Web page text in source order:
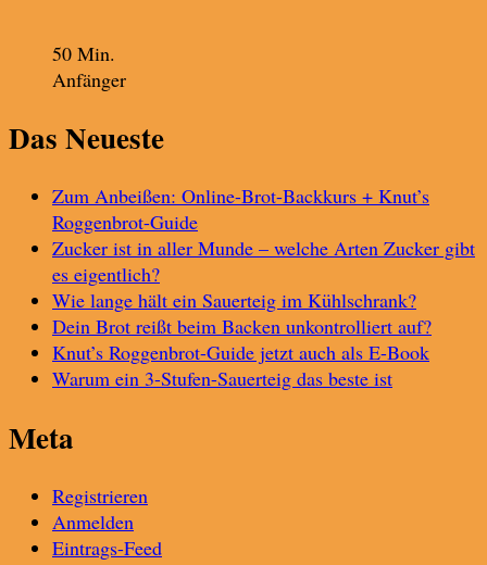
50 Min.
Anfänger
Das Neueste
Zum Anbeißen: Online-Brot-Backkurs + Knut’s
Roggenbrot-Guide
Zucker ist in aller Munde – welche Arten Zucker gibt
es eigentlich?
Wie lange hält ein Sauerteig im Kühlschrank?
Dein Brot reißt beim Backen unkontrolliert auf?
Knut’s Roggenbrot-Guide jetzt auch als E-Book
Warum ein 3-Stufen-Sauerteig das beste ist
Meta
Registrieren
Anmelden
Eintrags-Feed